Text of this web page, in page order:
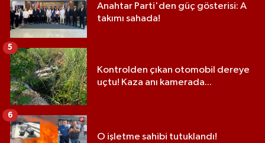
Anahtar Parti'den güç gösterisi: A
takımı sahada!
Kontrolden çıkan otomobil dereye
uçtu! Kaza anı kamerada...
5
O işletme sahibi tutuklandı!
6